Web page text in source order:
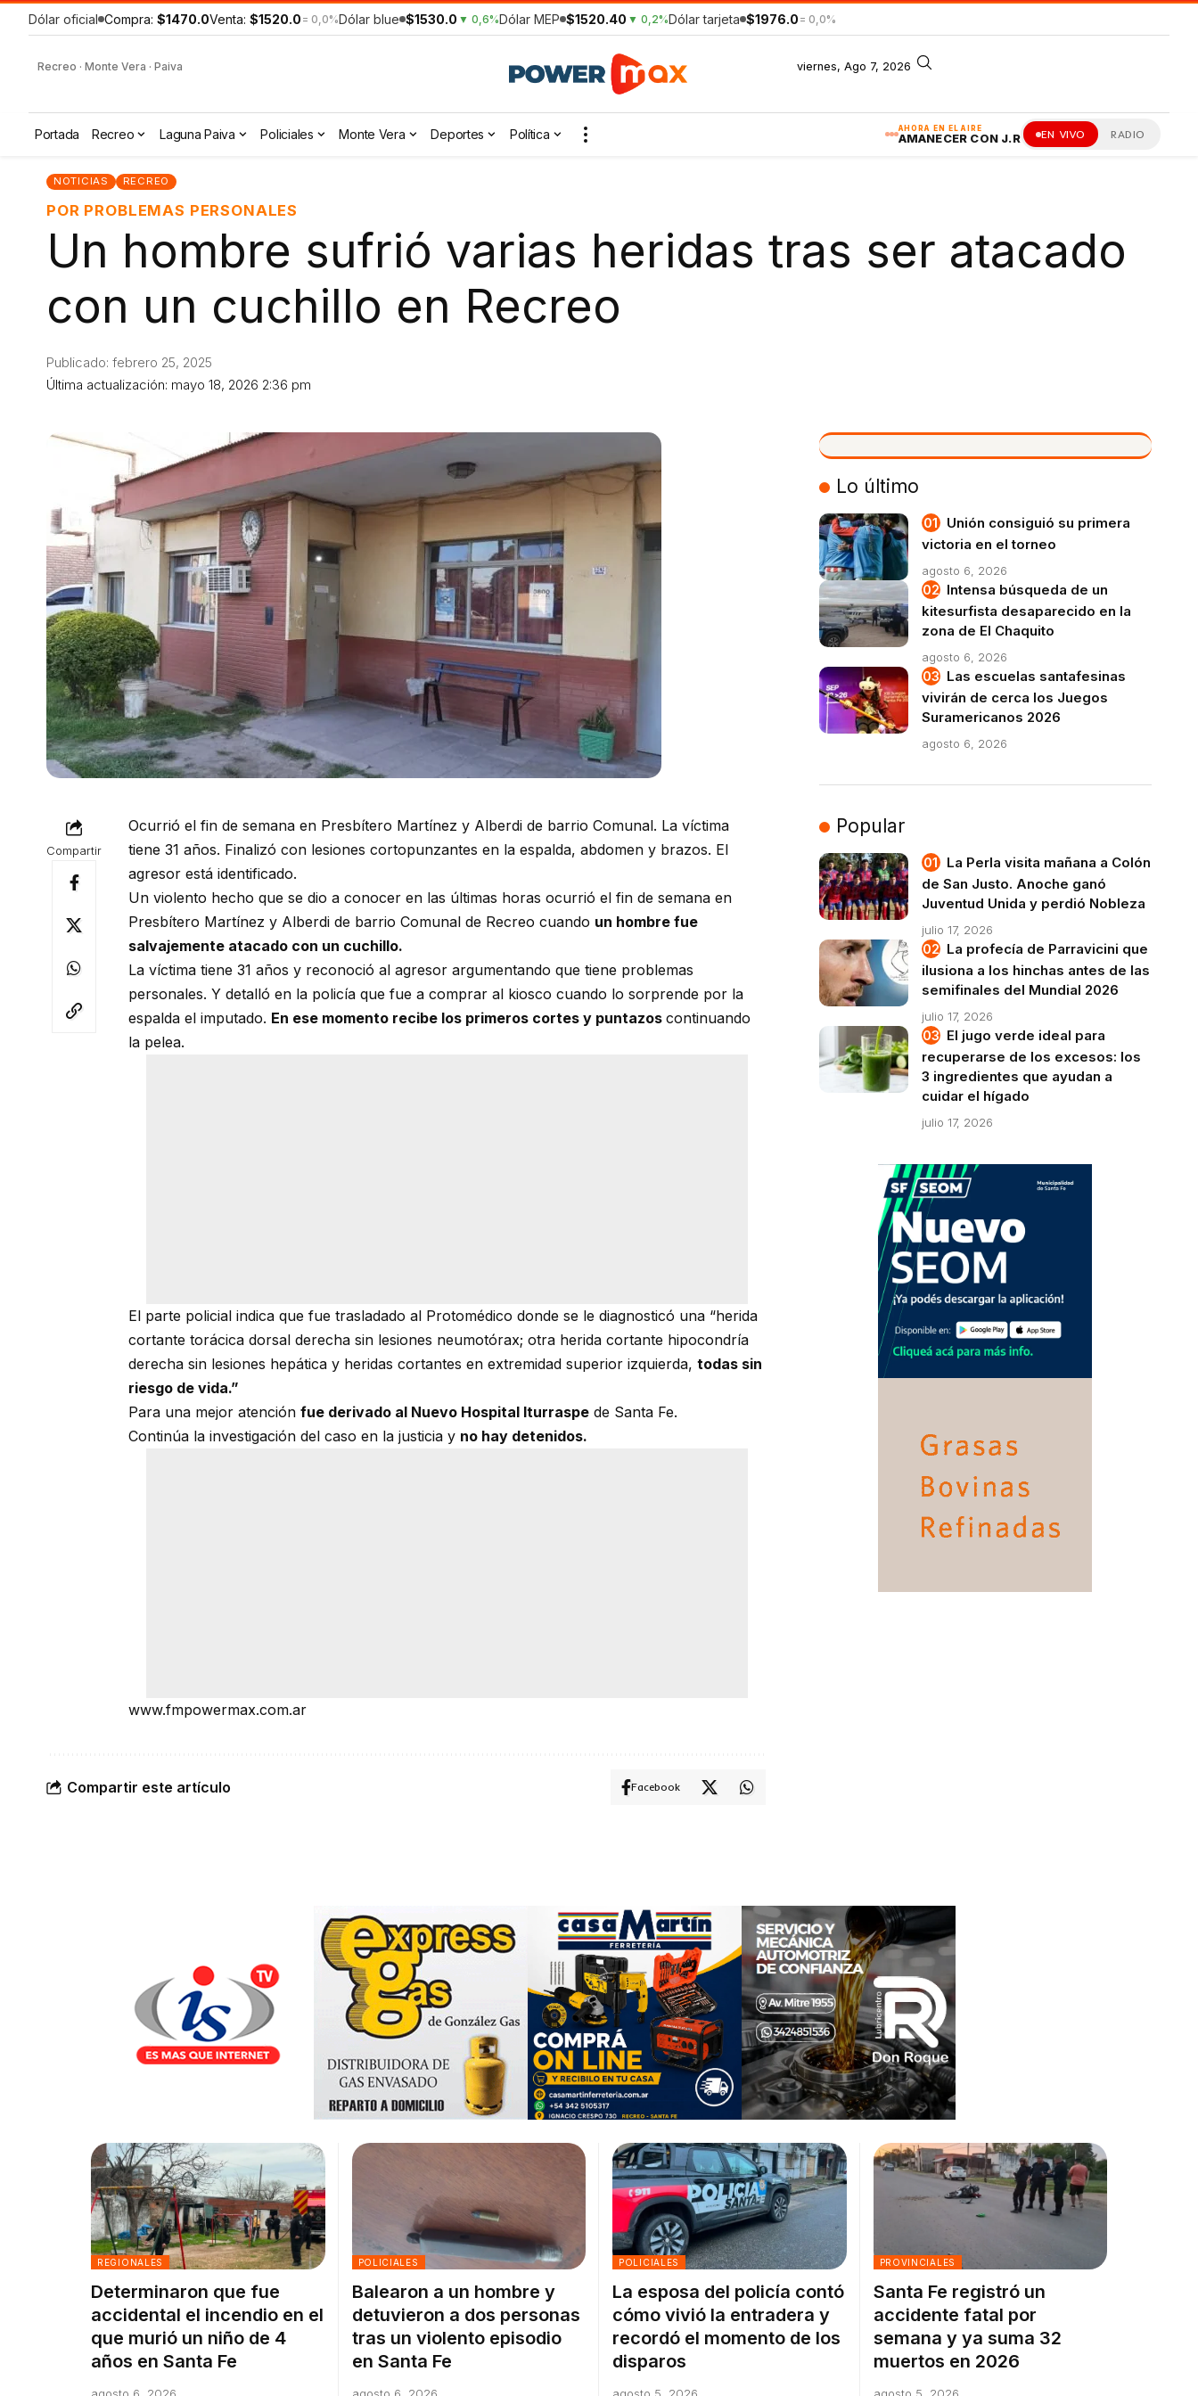
Dólar oficial Compra: $1470.0Venta: $1520.0 = 0,0%Dólar blue $1530.0 ▼ 0,6%Dólar MEP $1520.40 ▼ 0,2%Dólar tarjeta $1976.0 = 0,0%
Recreo · Monte Vera · Paiva viernes, Ago 7, 2026
AHORA EN EL AIRE
AMANECER CON J.R EN VIVO RADIO
Portada Recreo Laguna Paiva Policiales Monte Vera Deportes Política
NOTICIAS RECREO
POR PROBLEMAS PERSONALES
Un hombre sufrió varias heridas tras ser atacado
con un cuchillo en Recreo
Última actualización: mayo 18, 2026 2:36 pm
Publicado: febrero 25, 2025
Compartir
Ocurrió el fin de semana en Presbítero Martínez y Alberdi de barrio Comunal. La víctima
tiene 31 años. Finalizó con lesiones cortopunzantes en la espalda, abdomen y brazos. El
agresor está identificado.
Un violento hecho que se dio a conocer en las últimas horas ocurrió el fin de semana en
Presbítero Martínez y Alberdi de barrio Comunal de Recreo cuando un hombre fue
salvajemente atacado con un cuchillo.
La víctima tiene 31 años y reconoció al agresor argumentando que tiene problemas
personales. Y detalló en la policía que fue a comprar al kiosco cuando lo sorprende por la
espalda el imputado. En ese momento recibe los primeros cortes y puntazos continuando
la pelea.
El parte policial indica que fue trasladado al Protomédico donde se le diagnosticó una “herida
cortante torácica dorsal derecha sin lesiones neumotórax; otra herida cortante hipocondría
derecha sin lesiones hepática y heridas cortantes en extremidad superior izquierda, todas sin
riesgo de vida.”
Para una mejor atención fue derivado al Nuevo Hospital Iturraspe de Santa Fe.
Continúa la investigación del caso en la justicia y no hay detenidos.
www.fmpowermax.com.ar
Compartir este artículo Facebook
VIVO
Lo último
Unión consiguió su primera
victoria en el torneo
agosto 6, 2026
Intensa búsqueda de un
kitesurfista desaparecido en la
zona de El Chaquito
agosto 6, 2026
Las escuelas santafesinas
vivirán de cerca los Juegos
Suramericanos 2026
agosto 6, 2026
Popular
La Perla visita mañana a Colón
de San Justo. Anoche ganó
Juventud Unida y perdió Nobleza
julio 17, 2026
La profecía de Parravicini que
ilusiona a los hinchas antes de las
semifinales del Mundial 2026
julio 17, 2026
El jugo verde ideal para
recuperarse de los excesos: los
3 ingredientes que ayudan a
cuidar el hígado
julio 17, 2026
REGIONALES
Determinaron que fue
accidental el incendio en el
que murió un niño de 4
años en Santa Fe
POLICIALES
Balearon a un hombre y
detuvieron a dos personas
tras un violento episodio
en Santa Fe
POLICIALES
La esposa del policía contó
cómo vivió la entradera y
recordó el momento de los
disparos
PROVINCIALES
Santa Fe registró un
accidente fatal por
semana y ya suma 32
muertos en 2026